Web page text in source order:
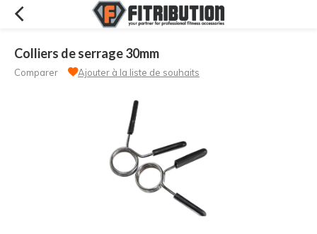
Colliers de serrage 30mm
Comparer Ajouter à la liste de souhaits